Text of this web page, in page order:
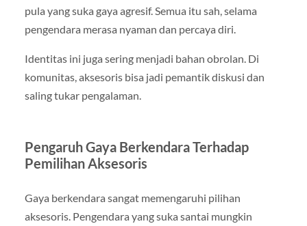
pula yang suka gaya agresif. Semua itu sah, selama
pengendara merasa nyaman dan percaya diri.
Identitas ini juga sering menjadi bahan obrolan. Di
komunitas, aksesoris bisa jadi pemantik diskusi dan
saling tukar pengalaman.
Pengaruh Gaya Berkendara Terhadap
Pemilihan Aksesoris
Gaya berkendara sangat memengaruhi pilihan
aksesoris. Pengendara yang suka santai mungkin